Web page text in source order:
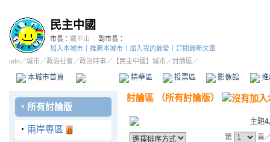
民主中國
市長： 戴平山
副市長：
加入本城市
推薦本城市 加入我的最愛
訂閱最新文章
udn／城市／政治社會 ／政治時事／ 【民主中國】城市／討論區／
本城市首頁 精華區 投票區 影像館
‧ 所有討論版
‧ 兩岸專區
討論區 （所有討論版）
主題
第
頁